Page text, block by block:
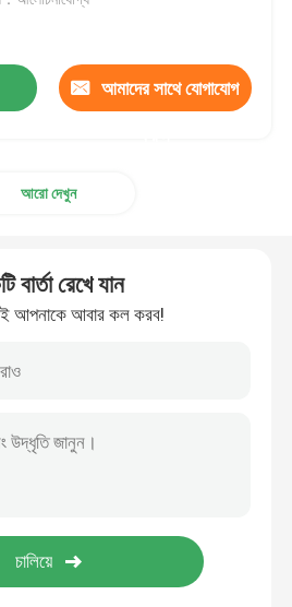
আমাদের সাথে যোগাযোগ
আরো দেখুন
বার্তা রেখে যান
আপনাকে আবার কল করব!